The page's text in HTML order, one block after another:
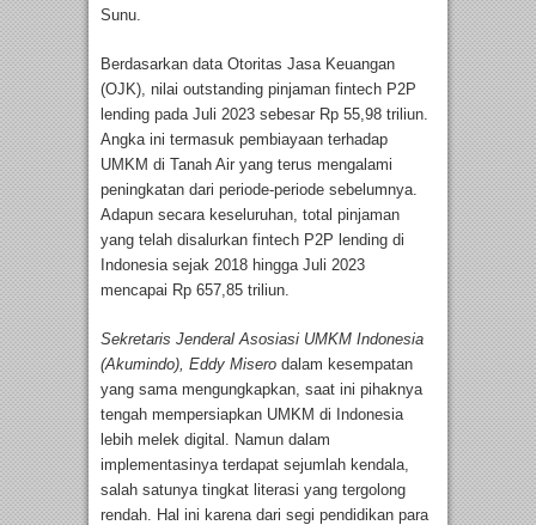
Sunu.
Berdasarkan data Otoritas Jasa Keuangan
(OJK), nilai outstanding pinjaman fintech P2P
lending pada Juli 2023 sebesar Rp 55,98 triliun.
Angka ini termasuk pembiayaan terhadap
UMKM di Tanah Air yang terus mengalami
peningkatan dari periode-periode sebelumnya.
Adapun secara keseluruhan, total pinjaman
yang telah disalurkan fintech P2P lending di
Indonesia sejak 2018 hingga Juli 2023
mencapai Rp 657,85 triliun.
Sekretaris Jenderal Asosiasi UMKM Indonesia
(Akumindo), Eddy Misero dalam kesempatan
yang sama mengungkapkan, saat ini pihaknya
tengah mempersiapkan UMKM di Indonesia
lebih melek digital. Namun dalam
implementasinya terdapat sejumlah kendala,
salah satunya tingkat literasi yang tergolong
rendah. Hal ini karena dari segi pendidikan para